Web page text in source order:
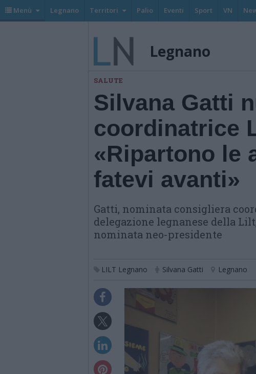
Menù Legnano Territori Palio Eventi Sport VN
Legnano
SALUTE
Silvana Gatti
coordinatrice
«Ripartono le
fatevi avanti»
Gatti, nominata consigliera
delegazione legnanese della
nominata neo-presidente
LILT Legnano Silvana Gatti Legnano